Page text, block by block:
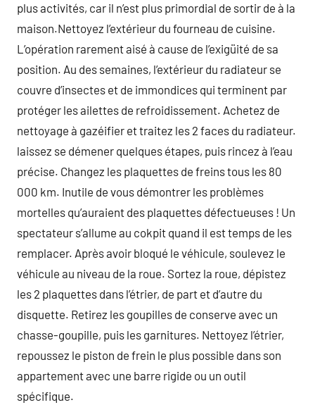
plus activités, car il n’est plus primordial de sortir de à la
maison.Nettoyez l’extérieur du fourneau de cuisine.
L’opération rarement aisé à cause de l’exigüité de sa
position. Au des semaines, l’extérieur du radiateur se
couvre d’insectes et de immondices qui terminent par
protéger les ailettes de refroidissement. Achetez de
nettoyage à gazéifier et traitez les 2 faces du radiateur.
laissez se démener quelques étapes, puis rincez à l’eau
précise. Changez les plaquettes de freins tous les 80
000 km. Inutile de vous démontrer les problèmes
mortelles qu’auraient des plaquettes défectueuses ! Un
spectateur s’allume au cokpit quand il est temps de les
remplacer. Après avoir bloqué le véhicule, soulevez le
véhicule au niveau de la roue. Sortez la roue, dépistez
les 2 plaquettes dans l’étrier, de part et d’autre du
disquette. Retirez les goupilles de conserve avec un
chasse-goupille, puis les garnitures. Nettoyez l’étrier,
repoussez le piston de frein le plus possible dans son
appartement avec une barre rigide ou un outil
spécifique.